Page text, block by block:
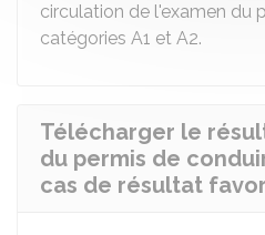
circulation de l'examen du
catégories A1 et A2.
Télécharger le
du permis de
cas de résultat